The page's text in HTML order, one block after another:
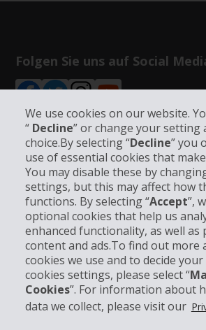
We use cookies on our website.
“ Decline” or change your setting
choice.By selecting “Decline” you
use of essential cookies that
You may disable these by
settings, but this may affect how
functions. By selecting “Accept”,
optional cookies that help us
enhanced functionality, as well as
content and ads.To find out more
cookies we use and to decide
cookies settings, please select “
Cookies”. For information about
data we collect, please visit our
Folgen Sie uns auf Social
Unternehmensinformation
Partner
Kundenservice
Mieten bei Hertz